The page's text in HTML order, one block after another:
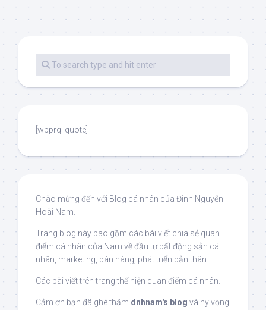
[wpprq_quote]
Chào mừng đến với Blog cá nhân của Đinh Nguyễn
Hoài Nam.
Trang blog này bao gồm các bài viết chia sẻ quan
điểm cá nhân của Nam về đầu tư bất động sản cá
nhân, marketing, bán hàng, phát triển bản thân...
Các bài viết trên trang thể hiện quan điểm cá nhân.
Cảm ơn bạn đã ghé thăm dnhnam's blog và hy vọng